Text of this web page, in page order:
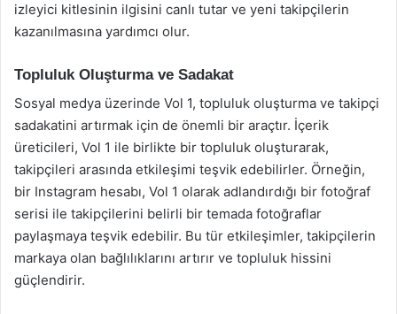
izleyici kitlesinin ilgisini canlı tutar ve yeni takipçilerin
kazanılmasına yardımcı olur.
Topluluk Oluşturma ve Sadakat
Sosyal medya üzerinde Vol 1, topluluk oluşturma ve takipçi
sadakatini artırmak için de önemli bir araçtır. İçerik
üreticileri, Vol 1 ile birlikte bir topluluk oluşturarak,
takipçileri arasında etkileşimi teşvik edebilirler. Örneğin,
bir Instagram hesabı, Vol 1 olarak adlandırdığı bir fotoğraf
serisi ile takipçilerini belirli bir temada fotoğraflar
paylaşmaya teşvik edebilir. Bu tür etkileşimler, takipçilerin
markaya olan bağlılıklarını artırır ve topluluk hissini
güçlendirir.